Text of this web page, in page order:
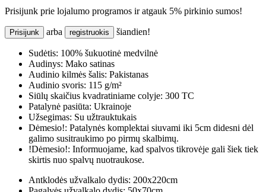
Prisijunk prie lojalumo programos ir atgauk 5% pirkinio sumos!
Prisijunk arba registruokis šiandien!
Sudėtis: 100% šukuotinė medvilnė
Audinys: Mako satinas
Audinio kilmės šalis: Pakistanas
Audinio svoris: 115 g/m²
Siūlų skaičius kvadratiniame colyje: 300 TC
Patalynė pasiūta: Ukrainoje
Užsegimas: Su užtrauktukais
Dėmesio!: Patalynės komplektai siuvami iki 5cm didesni dėl
galimo susitraukimo po pirmų skalbimų.
!Dėmesio!: Informuojame, kad spalvos tikrovėje gali šiek tiek
skirtis nuo spalvų nuotraukose.
Antklodės užvalkalo dydis: 200x220cm